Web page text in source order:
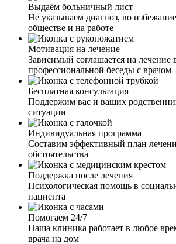
Выдаём больничный лист
Не указываем диагноз, во
обществе и на работе
Мотивация на лечение
Зависимый соглашается на лечение в
профессиональной беседы с врачом
Бесплатная консультация
Поддержим вас и ваших
ситуации
Индивидуальная программа
Составим эффективный план
обстоятельства
Поддержка после лечения
Психологическая помощь в
пациента
Помогаем 24/7
Наша клиника работает в любое
врача на дом